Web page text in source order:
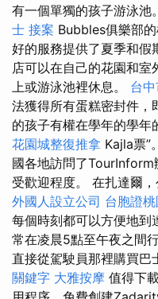
有一個單獨的孩子游泳池
士 接案 Bubbles俱樂部
好的服務提供了夏季和假
店可以在自己的花園和
上或游泳池裡休息。 台
法獲得所有蛋糕密封件，
的孩子有權在學年的學年
花園城整復推拿 Kajla票”
國各地訪問了TourInform
受歡迎程度。 在扎達爾
外國人設立公司 台胞證桃
每個時刻都可以方便地到
常在凌晨5點至午夜之間
直接從駕駛員那裡購買巴
關鍵字 大雅按摩 值得下